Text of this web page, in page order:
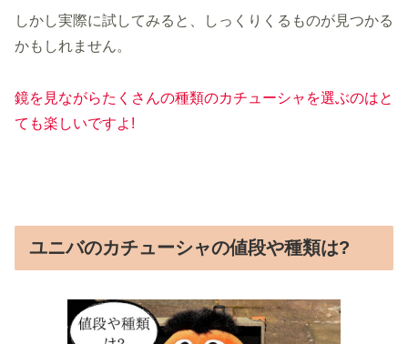
しかし実際に試してみると、しっくりくるものが見つかる
かもしれません。
鏡を見ながらたくさんの種類のカチューシャを選ぶのはと
ても楽しいですよ!
ユニバのカチューシャの値段や種類は?